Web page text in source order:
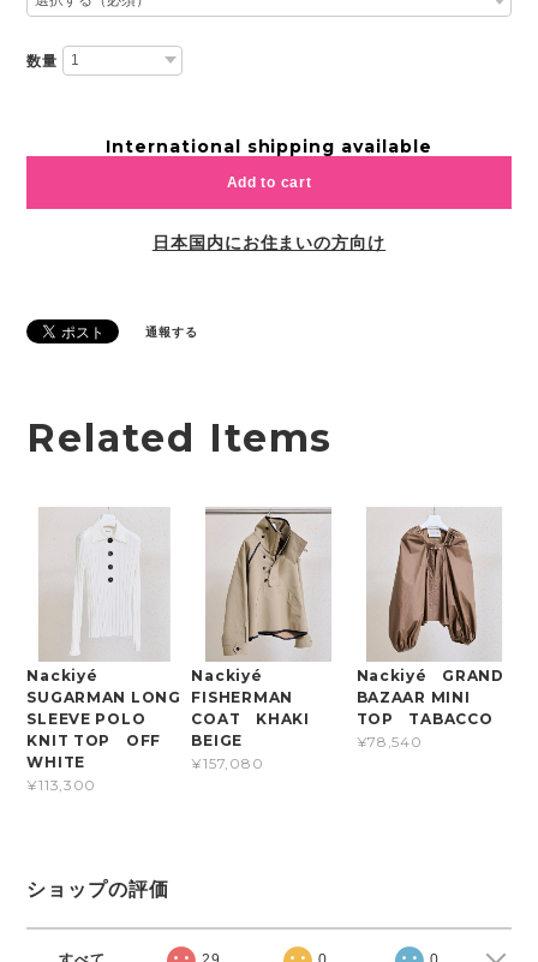
数量
International shipping available
Add to cart
日本国内にお住まいの方向け
通報する
Related Items
Nackiyé
SUGARMAN LONG
SLEEVE POLO
KNIT TOP OFF
WHITE
¥113,300
Nackiyé
FISHERMAN
COAT KHAKI
BEIGE
¥157,080
Nackiyé GRAND
BAZAAR MINI
TOP TABACCO
¥78,540
ショップの評価